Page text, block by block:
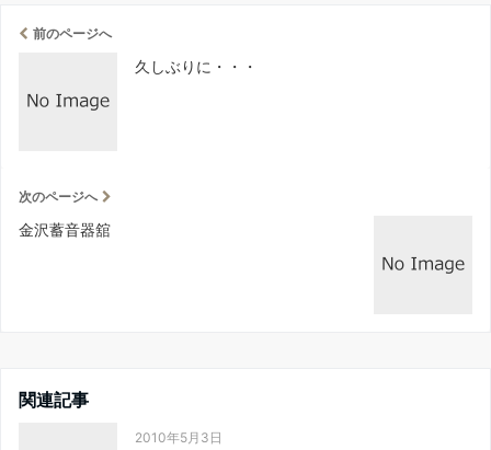
前のページへ
久しぶりに・・・
次のページへ
金沢蓄音器舘
関連記事
2010年5月3日